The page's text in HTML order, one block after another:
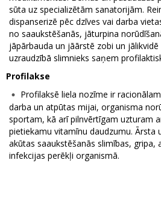
sūta uz specializētām sanatorijām.
dispanserizē pēc dzīves vai darba
no saaukstēšanās, jāturpina
jāpārbauda un jāārstē zobi un
uzraudzībā slimnieks saņem
Profilakse
Profilaksē liela nozīme ir
darba un atpūtas mijai, organisma
sportam, kā arī pilnvērtīgam uzturam
pietiekamu vitamīnu daudzumu. Ārsta
akūtas saaukstēšanās slimības, gripa,
infekcijas perēkļi organismā.